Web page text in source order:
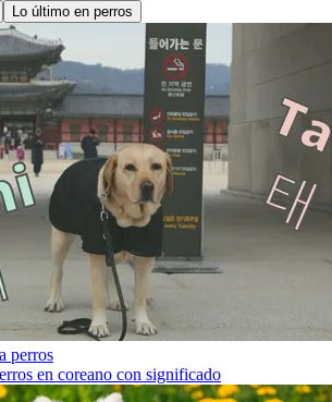
Lo último en perros
perros
en coreano con significado